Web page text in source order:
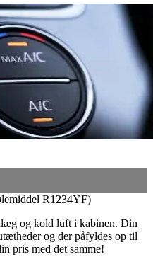
R1234YF)
og kold luft i kabinen. Din
og der påfyldes op til
pris med det samme!